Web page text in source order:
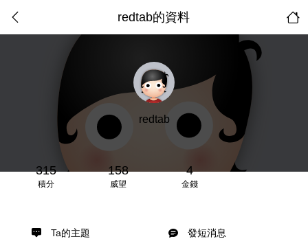
redtab的資料
redtab
315
積分
158
威望
4
金錢
Ta的主題 發短消息